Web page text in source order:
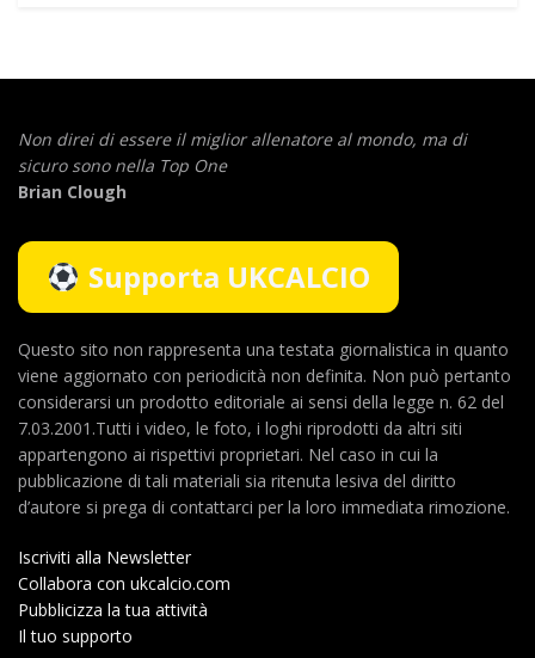
Non direi di essere il miglior allenatore al mondo, ma di
sicuro sono nella Top One
Brian Clough
Supporta UKCALCIO
Questo sito non rappresenta una testata giornalistica in quanto
viene aggiornato con periodicità non definita. Non può pertanto
considerarsi un prodotto editoriale ai sensi della legge n. 62 del
7.03.2001.Tutti i video, le foto, i loghi riprodotti da altri siti
appartengono ai rispettivi proprietari. Nel caso in cui la
pubblicazione di tali materiali sia ritenuta lesiva del diritto
d’autore si prega di contattarci per la loro immediata rimozione.
Iscriviti alla Newsletter
Collabora con ukcalcio.com
Pubblicizza la tua attività
Il tuo supporto